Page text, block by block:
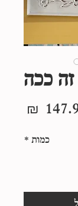
ככה
כמות *